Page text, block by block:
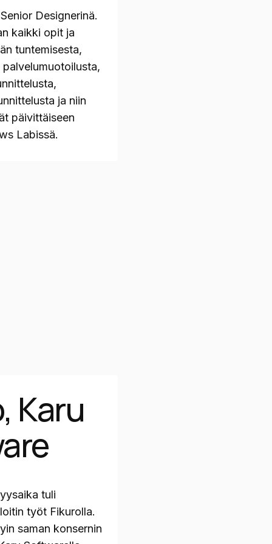
Designerinä.
kaikki opit ja
tuntemisesta,
ja niin
päivittäiseen
Labissä.
Karu
tuli
työt Fikurolla.
saman konsernin